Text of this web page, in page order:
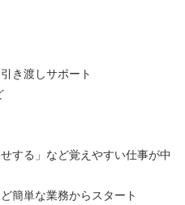
き渡しサポート
する」など覚えやすい仕事が中
簡単な業務からスタート